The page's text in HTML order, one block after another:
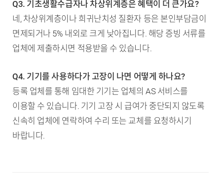
Q3. 기초생활수급자나 차상위계층은 혜택이 더 큰가요?
네, 차상위계층이나 희귀난치성 질환자 등은 본인부담금이
면제되거나 5% 내외로 크게 낮아집니다. 해당 증빙 서류를
업체에 제출하시면 적용받을 수 있습니다.
Q4. 기기를 사용하다가 고장이 나면 어떻게 하나요?
등록 업체를 통해 임대한 기기는 업체의 AS 서비스를
이용할 수 있습니다. 기기 고장 시 급여가 중단되지 않도록
신속히 업체에 연락하여 수리 또는 교체를 요청하시기
바랍니다.